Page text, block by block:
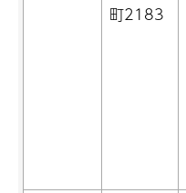
町2183